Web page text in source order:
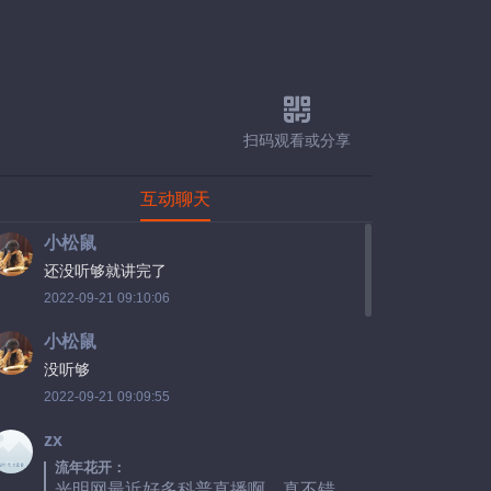
扫码观看或分享
互动聊天
小松鼠
还没听够就讲完了
2022-09-21 09:10:06
小松鼠
没听够
2022-09-21 09:09:55
zx
流年花开：